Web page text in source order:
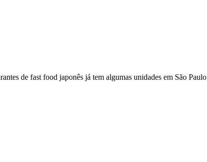
de fast food japonês já tem algumas unidades em São Paulo